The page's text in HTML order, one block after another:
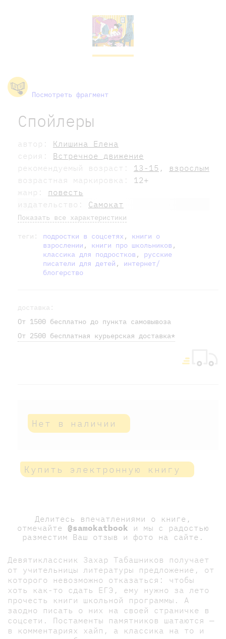
Посмотреть фрагмент
Спойлеры
автор: Клишина Елена
серия: Встречное движение
рекомендуемый возраст: 13-15 , взрослым
возрастная маркировка: 12+
жанр: повесть
издательство: Самокат
Показать все характеристики
теги: подростки в соцсетях , книги о
взрослении , книги про школьников ,
классика для подростков , русские
писатели для детей , интернет/
блогерство
доставка:
От 1500 бесплатно до пункта самовывоза
От 2500 бесплатная курьерская доставка*
Нет в наличии
Купить электронную книгу
Делитесь впечатлениями о книге,
отмечайте @samokatbook и мы с радостью
разместим Ваш отзыв и фото на сайте.
Девятиклассник Захар Табашников получает
от учительницы литературы предложение, от
которого невозможно отказаться: чтобы
хоть как-то сдать ЕГЭ, ему нужно за лето
прочесть книги школьной программы. А
заодно писать о них на своей страничке в
соцсети. Постаменты памятников шатаются —
в комментариях хайп, а классика на то и